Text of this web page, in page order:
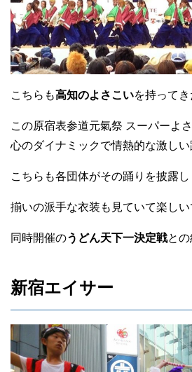
こちらも高知のよさこいを持ってき
この原宿表参道元氣祭 スーパーよ
心のダイナミックで情熱的な激しい
こちらも各団体がその踊りを披露し
揃いの派手な衣装も見ていて楽しい
同時開催のうどん天下一決定戦との
新宿エイサー